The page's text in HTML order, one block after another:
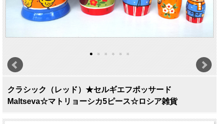
クラシック（レッド）★セルギエフポッサード
Maltseva☆マトリョーシカ5ピース☆ロシア雑貨